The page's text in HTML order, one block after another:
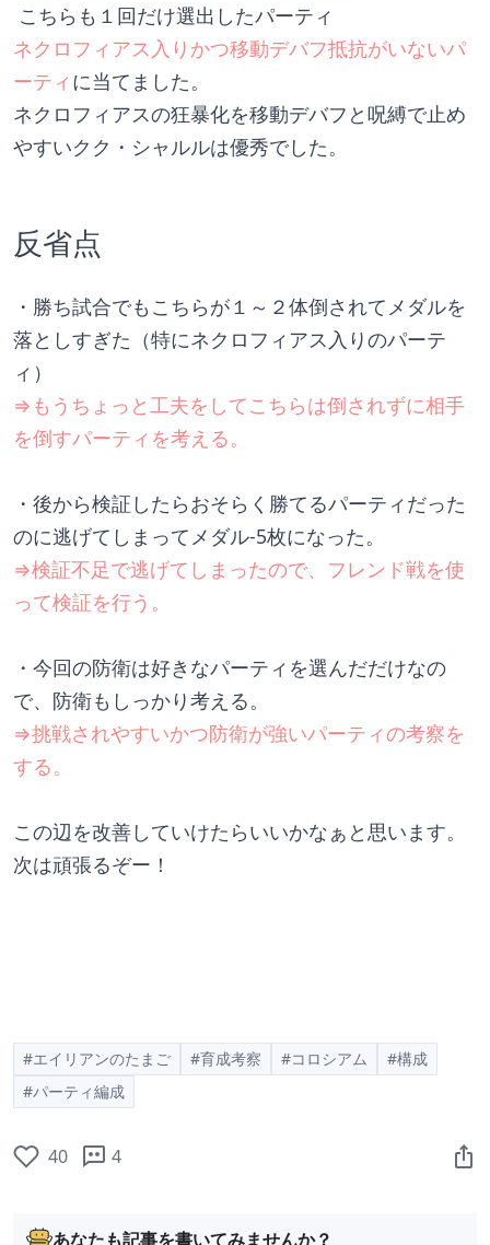
こちらも１回だけ選出したパーティ
ネクロフィアス入りかつ移動デバフ抵抗がいないパ
ーティ に当てました。
ネクロフィアスの狂暴化を移動デバフと呪縛で止め
やすいクク・シャルルは優秀でした。
反省点
・勝ち試合でもこちらが１～２体倒されてメダルを
落としすぎた（特にネクロフィアス入りのパーテ
ィ）
⇒もうちょっと工夫をしてこちらは倒されずに相手
を倒すパーティを考える。
・後から検証したらおそらく勝てるパーティだった
のに逃げてしまってメダル-5枚になった。
⇒検証不足で逃げてしまったので、フレンド戦を使
って検証を行う。
・今回の防衛は好きなパーティを選んだだけなの
で、防衛もしっかり考える。
⇒挑戦されやすいかつ防衛が強いパーティの考察を
する。
この辺を改善していけたらいいかなぁと思います。
次は頑張るぞー！
#エイリアンのたまご #育成考察 #コロシアム
#構成
#パーティ編成
40 4
あなたも記事を書いてみませんか？